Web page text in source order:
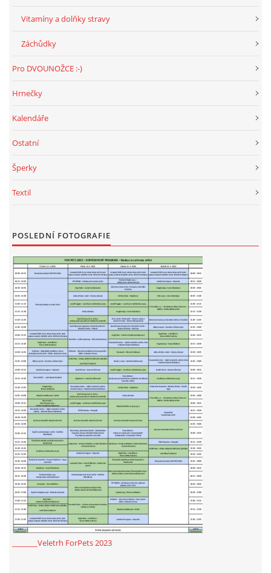
Vitamíny a dolňky stravy
Záchůdky
Pro DVOUNOŽCE :-)
Hrnečky
Kalendáře
Ostatní
Šperky
Textil
POSLEDNÍ FOTOGRAFIE
_______Veletrh ForPets 2023